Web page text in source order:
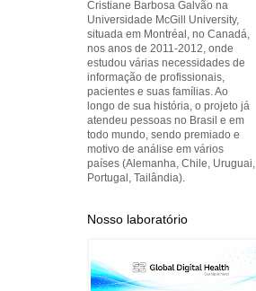
Cristiane Barbosa Galvão na
Universidade McGill University,
situada em Montréal, no Canadá,
nos anos de 2011-2012, onde
estudou várias necessidades de
informação de profissionais,
pacientes e suas famílias. Ao
longo de sua história, o projeto já
atendeu pessoas no Brasil e em
todo mundo, sendo premiado e
motivo de análise em vários
países (Alemanha, Chile, Uruguai,
Portugal, Tailândia).
Nosso laboratório